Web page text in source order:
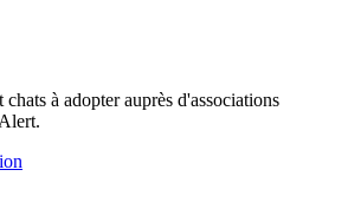
à adopter auprès d'associations